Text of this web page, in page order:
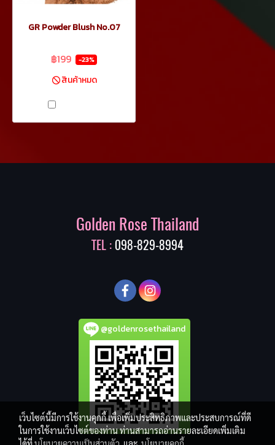
GR Powder Blush No.07
฿199 -23%
สินค้าหมด
Golden Rose Thailand
TEL : 098-829-8994
@goldenrosethailand
เว็บไซต์นี้มีการใช้งานคุกกี้ เพื่อเพิ่มประสิทธิภาพและประสบการณ์ที่ดี
ในการใช้งานเว็บไซต์ของท่าน ท่านสามารถอ่านรายละเอียดเพิ่มเติม